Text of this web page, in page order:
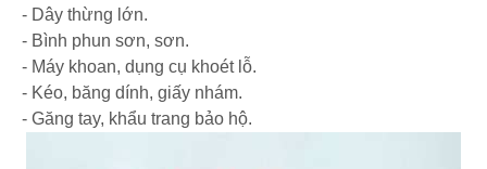
- Dây thừng lớn.
- Bình phun sơn, sơn.
- Máy khoan, dụng cụ khoét lỗ.
- Kéo, băng dính, giấy nhám.
- Găng tay, khẩu trang bảo hộ.